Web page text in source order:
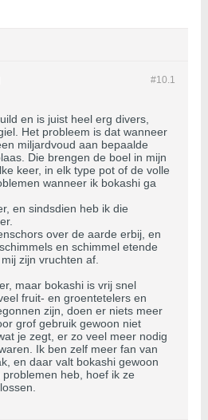
#10.1
en is juist heel erg divers,
Het probleem is dat wanneer
miljardvoud aan bepaalde
Die brengen de boel in mijn
keer, in elk type pot of de volle
wanneer ik bokashi ga
en sindsdien heb ik die
over de aarde erbij, en
en schimmel etende
zijn vruchten af.
maar bokashi is vrij snel
fruit- en groentetelers en
zijn, doen er niets meer
grof gebruik gewoon niet
je zegt, er zo veel meer nodig
Ik ben zelf meer fan van
en daar valt bokashi gewoon
heb, hoef ik ze